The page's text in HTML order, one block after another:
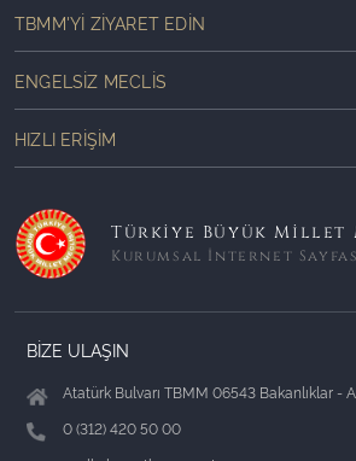
TBMM'YI ZIYARET EDIN
ENGELSIZ MECLIS
HIZLI ERIŞIM
Türkiye Büyük Millet
Kurumsal İnternet
BİZE ULAŞIN
Atatürk Bulvarı TBMM 06543 Bakanlıklar -
0 (312) 420 50 00